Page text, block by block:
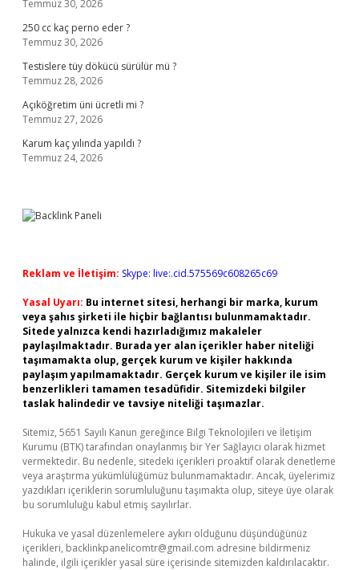
Temmuz 30, 2026
250 cc kaç perno eder ?
Temmuz 30, 2026
Testislere tüy dökücü sürülür mü ?
Temmuz 28, 2026
Açıköğretim üni ücretli mi ?
Temmuz 27, 2026
Karum kaç yılında yapıldı ?
Temmuz 24, 2026
Reklam ve İletişim: Skype: live:.cid.575569c608265c69
Yasal Uyarı: Bu internet sitesi, herhangi bir marka, kurum
veya şahıs şirketi ile hiçbir bağlantısı bulunmamaktadır.
Sitede yalnızca kendi hazırladığımız makaleler
paylaşılmaktadır. Burada yer alan içerikler haber niteliği
taşımamakta olup, gerçek kurum ve kişiler hakkında
paylaşım yapılmamaktadır. Gerçek kurum ve kişiler ile isim
benzerlikleri tamamen tesadüfidir. Sitemizdeki bilgiler
taslak halindedir ve tavsiye niteliği taşımazlar.
Sitemiz, 5651 Sayılı Kanun gereğince Bilgi Teknolojileri ve İletişim
Kurumu (BTK) tarafından onaylanmış bir Yer Sağlayıcı olarak hizmet
vermektedir. Bu nedenle, sitedeki içerikleri proaktif olarak denetleme
veya araştırma yükümlülüğümüz bulunmamaktadır. Ancak, üyelerimiz
yazdıkları içeriklerin sorumluluğunu taşımakta olup, siteye üye olarak
bu sorumluluğu kabul etmiş sayılırlar.
Hukuka ve yasal düzenlemelere aykırı olduğunu düşündüğünüz
içerikleri, backlinkpanelicomtr@gmail.com adresine bildirmeniz
halinde, ilgili içerikler yasal süre içerisinde sitemizden kaldırılacaktır.